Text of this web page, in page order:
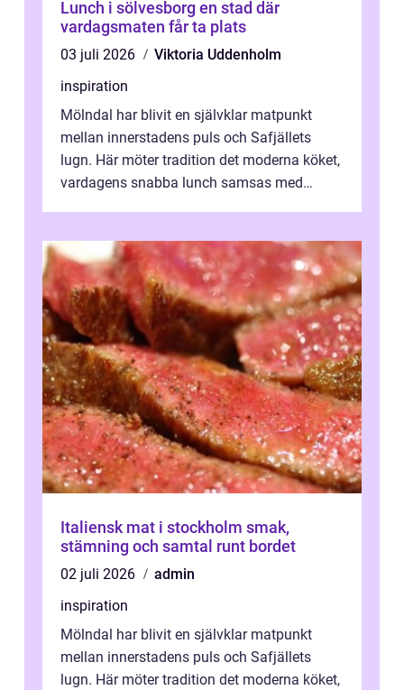
Lunch i sölvesborg en stad där
vardagsmaten får ta plats
03 juli 2026
Viktoria Uddenholm
inspiration
Mölndal har blivit en självklar matpunkt
mellan innerstadens puls och Safjällets
lugn. Här möter tradition det moderna köket,
vardagens snabba lunch samsas med
Italiensk mat i stockholm smak,
stämning och samtal runt bordet
02 juli 2026
admin
inspiration
Mölndal har blivit en självklar matpunkt
mellan innerstadens puls och Safjällets
lugn. Här möter tradition det moderna köket,